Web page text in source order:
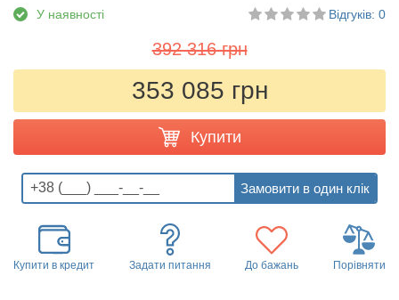
У наявності Відгуків: 0
392 316 грн
353 085 грн
Купити
Купити в кредит Задати питання До бажань Порівняти